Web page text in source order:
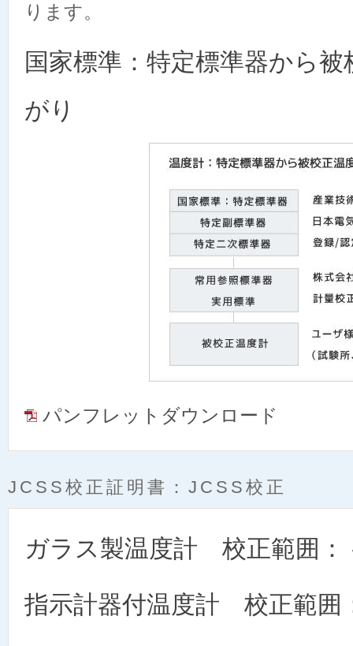
ります。
国家標準：特定標準器から
がり
パンフレットダウンロード
JCSS校正証明書：JCSS校正
ガラス製温度計 校正範囲
指示計器付温度計 校正範囲